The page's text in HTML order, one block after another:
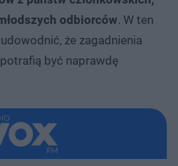
odbiorców. W ten
że zagadnienia
być naprawdę